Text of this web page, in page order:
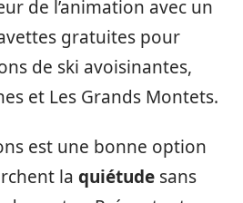
de l’animation avec un
gratuites pour
de ski avoisinantes,
et Les Grands Montets.
est une bonne option
la quiétude sans